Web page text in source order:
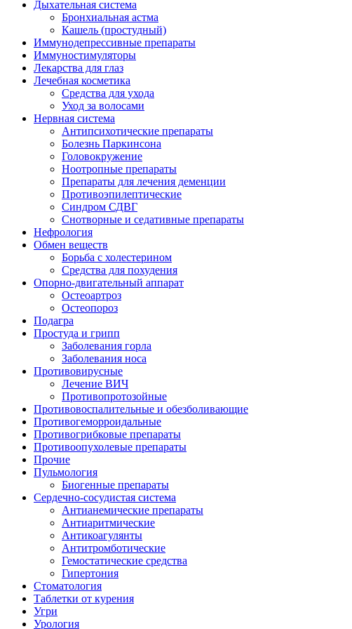
Дыхательная система
Бронхиальная астма
Кашель (простудный)
Иммунодепрессивные препараты
Иммуностимуляторы
Лекарства для глаз
Лечебная косметика
Средства для ухода
Уход за волосами
Нервная система
Антипсихотические препараты
Болезнь Паркинсона
Головокружение
Ноотропные препараты
Препараты для лечения деменции
Противоэпилептические
Синдром СДВГ
Снотворные и седативные препараты
Нефрология
Обмен веществ
Борьба с холестерином
Средства для похудения
Опорно-двигательный аппарат
Остеоартроз
Остеопороз
Подагра
Простуда и грипп
Заболевания горла
Заболевания носа
Противовирусные
Лечение ВИЧ
Противопротозойные
Противовоспалительные и обезболивающие
Противогеморроидальные
Противогрибковые препараты
Противоопухолевые препараты
Прочие
Пульмология
Биогенные препараты
Сердечно-сосудистая система
Антианемические препараты
Антиаритмические
Антикоагулянты
Антитромботические
Гемостатические средства
Гипертония
Стоматология
Таблетки от курения
Угри
Урология